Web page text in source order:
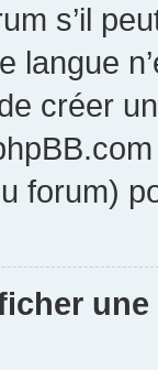
s’il
langue
créer
forum)